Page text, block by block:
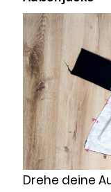
Drehe deine